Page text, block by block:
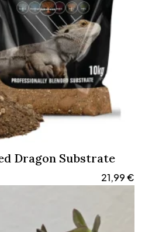
Dragon Substrate
21,99€